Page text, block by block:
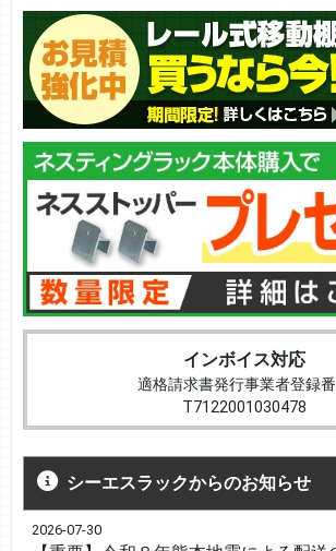
インボイス対応
適格請求書発行事業者登録
T7122001030478
シーエスラックからのお知らせ
2026-07-30